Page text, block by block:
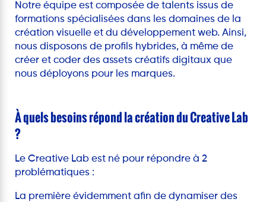
Notre équipe est composée de talents issus de
formations spécialisées dans les domaines de la
création visuelle et du développement web. Ainsi,
nous disposons de profils hybrides, à même de
créer et coder des assets créatifs digitaux que
nous déployons pour les marques.
À quels besoins répond la création du Creative Lab
?
Le Creative Lab est né pour répondre à 2
problématiques :
La première évidemment afin de dynamiser des